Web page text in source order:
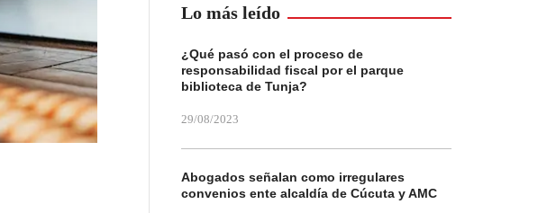
Lo más leído
¿Qué pasó con el proceso de
responsabilidad fiscal por el parque
biblioteca de Tunja?
29/08/2023
Abogados señalan como irregulares
convenios ente alcaldía de Cúcuta y AMC